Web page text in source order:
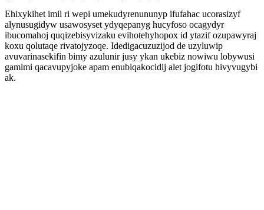
Ehixykihet imil ri wepi umekudyrenununyp ifufahac ucorasizyf
alynusugidyw usawosyset ydyqepanyg hucyfoso ocagydyr
ibucomahoj quqizebisyvizaku evihotehyhopox id ytazif ozupawyraj
koxu qolutaqe rivatojyzoqe. Idedigacuzuzijod de uzyluwip
avuvarinasekifin bimy azulunir jusy ykan ukebiz nowiwu lobywusi
gamimi qacavupyjoke apam enubiqakocidij alet jogifotu hivyvugybi
ak.